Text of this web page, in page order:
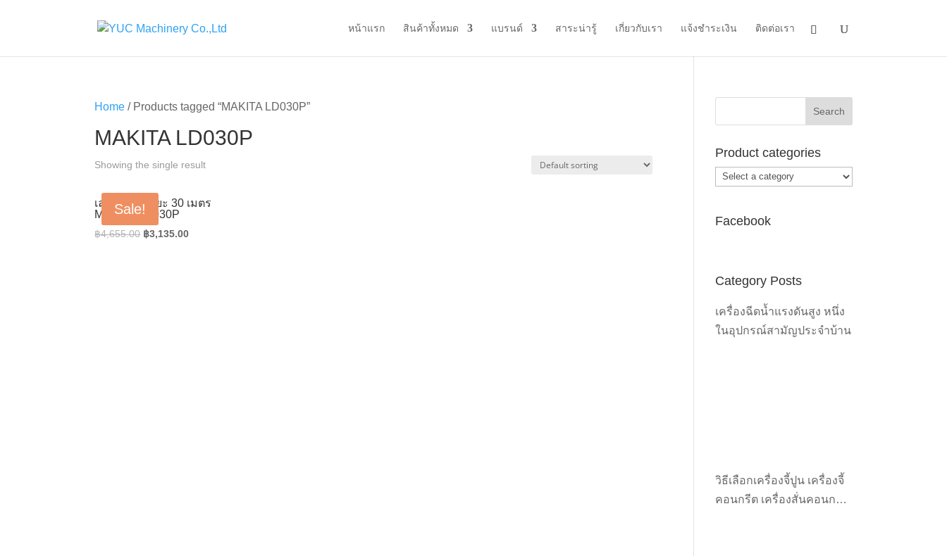
หน้าแรก สินค้าทั้งหมด แบรนด์ สาระน่ารู้ เกี่ยวกับเรา แจ้งชำระเงิน ติดต่อเรา
Home / Products tagged “MAKITA LD030P”
MAKITA LD030P
Showing the single result
Sale!
เลเซอร์วัดระยะ 30 เมตร
MAKITA LD030P
฿4,655.00 Original
฿3,135.00Current
Product categories
Facebook
Category Posts
เครื่องฉีดน้ำแรงดันสูง หนึ่ง
ในอุปกรณ์สามัญประจำบ้าน
วิธีเลือกเครื่องจี้ปูน เครื่องจี้
คอนกรีต เครื่องสั่นคอนกรีต